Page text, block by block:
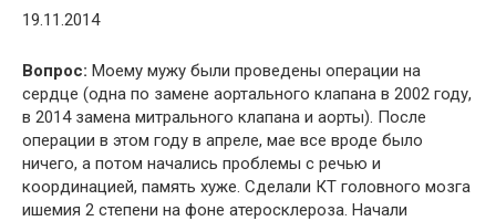
19.11.2014
Вопрос: Моему мужу были проведены операции на
сердце (одна по замене аортального клапана в 2002 году,
в 2014 замена митрального клапана и аорты). После
операции в этом году в апреле, мае все вроде было
ничего, а потом начались проблемы с речью и
координацией, память хуже. Сделали КТ головного мозга
ишемия 2 степени на фоне атеросклероза. Начали